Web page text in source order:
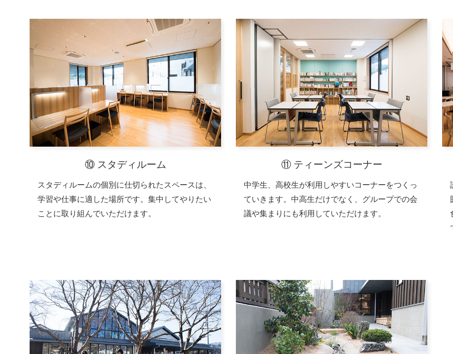
⑩ スタディルーム
スタディルームの個別に仕切られたスペースは、
学習や仕事に適した場所です。集中してやりたい
ことに取り組んでいただけます。
⑪ ティーンズコーナー
中学生、高校生が利用しやすいコーナーをつくっ
ていきます。中高生だけでなく、グループでの会
議や集まりにも利用していただけます。